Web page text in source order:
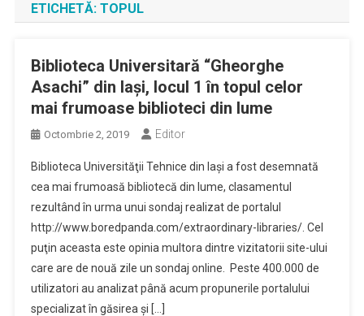
ETICHETĂ: TOPUL
Biblioteca Universitară “Gheorghe
Asachi” din Iaşi, locul 1 în topul celor
mai frumoase biblioteci din lume
Octombrie 2, 2019 Editor
Biblioteca Universităţii Tehnice din Iaşi a fost desemnată
cea mai frumoasă bibliotecă din lume, clasamentul
rezultând în urma unui sondaj realizat de portalul
http://www.boredpanda.com/extraordinary-libraries/. Cel
puţin aceasta este opinia multora dintre vizitatorii site-ului
care are de nouă zile un sondaj online. Peste 400.000 de
utilizatori au analizat până acum propunerile portalului
specializat în găsirea şi […]